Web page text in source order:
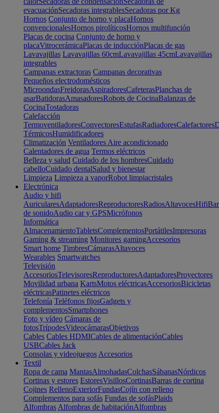
evacuaciónSecadoras integrablesSecadoras por Kg
Hornos Conjunto de horno y placaHornos
convencionalesHornos pirolíticosHornos multifunción
Placas de cocina Conjunto de horno y
placaVitrocerámicaPlacas de inducciónPlacas de gas
Lavavajillas Lavavajillas 60cmLavavajillas 45cmLavavajillas
integrables
Campanas extractoras Campanas decorativas
Pequeños electrodomésticos
MicroondasFreidorasAspiradoresCafeterasPlanchas de
asarBatidorasAmasadoresRobots de CocinaBalanzas de
CocinaTostadoras
Calefacción
TermoventiladoresConvectoresEstufasRadiadoresCalefactores
TérmicosHumidificadores
Climatización Ventiladores Aire acondicionado
Calentadores de agua Termos eléctricos
Belleza y salud Cuidado de los hombresCuidado
cabelloCuidado dentalSalud y bienestar
Limpieza Limpieza a vaporRobot limpiacristales
Electrónica
Audio y hifi
AuricularesAdaptadoresReproductoresRadiosAltavocesHifi
de sonidoAudio car y GPSMicrófonos
Informática
AlmacenamientoTabletsComplementosPortátilesImpresoras
Gaming & streaming Monitores gamingAccesorios
Smart home TimbresCámarasAltavoces
Wearables Smartwatches
Televisión
AccesoriosTelevisoresReproductoresAdaptadoresProyectores
Movilidad urbana KartsMotos eléctricasAccesoriosBicicletas
eléctricasPatinetes eléctricos
Telefonía Teléfonos fijosGadgets y
complementosSmartphones
Foto y vídeo Cámaras de
fotosTrípodesVideocámarasObjetivos
Cables Cables HDMICables de alimentaciónCables
USBCables Jack
Consolas y videojuegos Accesorios
Textil
Ropa de cama MantasAlmohadasColchasSábanasNórdicos
Cortinas y estores EstoresVisillosCortinasBarras de cortina
Cojines RellenoExteriorFundasCojín con relleno
Complementos para sofás Fundas de sofásPlaids
Alfombras Alfombras de habitaciónAlfombras